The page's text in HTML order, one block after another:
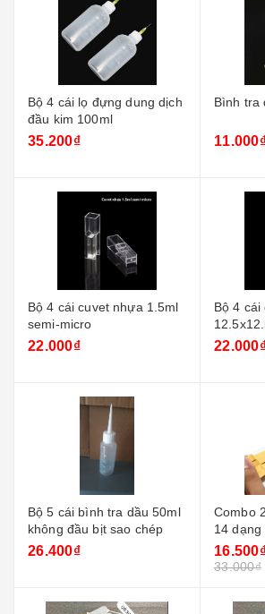
Bộ 4 cái lọ đựng dung dịch
đầu kim 100ml
35.200₫
Bình tra
Bộ 4 cái cuvet nhựa 1.5ml
semi-micro
22.000₫
Bộ 4 cái
Bộ 5 cái bình tra dầu 50ml
không đầu bịt sao chép
26.400₫
Combo
14 dạng
33.000₫